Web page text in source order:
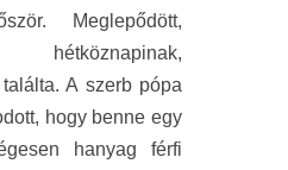
Meglepődött,
A szerb pópa
hogy benne egy
hanyag férfi